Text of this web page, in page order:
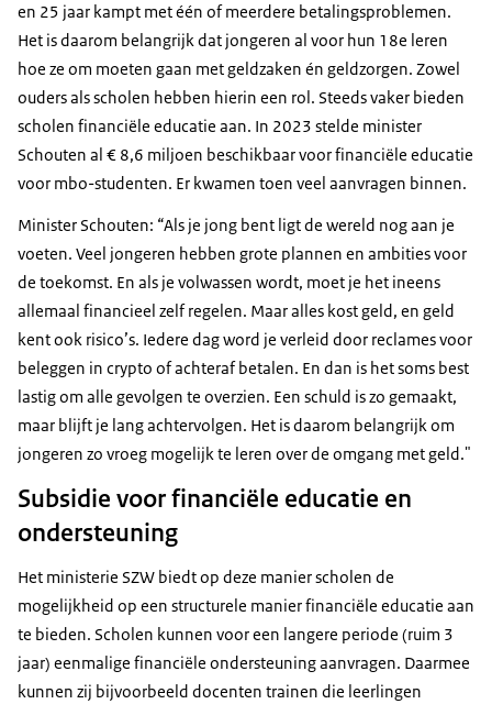
en 25 jaar kampt met één of meerdere betalingsproblemen.
Het is daarom belangrijk dat jongeren al voor hun 18e leren
hoe ze om moeten gaan met geldzaken én geldzorgen. Zowel
ouders als scholen hebben hierin een rol. Steeds vaker bieden
scholen financiële educatie aan. In 2023 stelde minister
Schouten al € 8,6 miljoen beschikbaar voor financiële educatie
voor mbo-studenten. Er kwamen toen veel aanvragen binnen.
Minister Schouten: “Als je jong bent ligt de wereld nog aan je
voeten. Veel jongeren hebben grote plannen en ambities voor
de toekomst. En als je volwassen wordt, moet je het ineens
allemaal financieel zelf regelen. Maar alles kost geld, en geld
kent ook risico’s. Iedere dag word je verleid door reclames voor
beleggen in crypto of achteraf betalen. En dan is het soms best
lastig om alle gevolgen te overzien. Een schuld is zo gemaakt,
maar blijft je lang achtervolgen. Het is daarom belangrijk om
jongeren zo vroeg mogelijk te leren over de omgang met geld."
Subsidie voor financiële educatie en
ondersteuning
Het ministerie SZW biedt op deze manier scholen de
mogelijkheid op een structurele manier financiële educatie aan
te bieden. Scholen kunnen voor een langere periode (ruim 3
jaar) eenmalige financiële ondersteuning aanvragen. Daarmee
kunnen zij bijvoorbeeld docenten trainen die leerlingen